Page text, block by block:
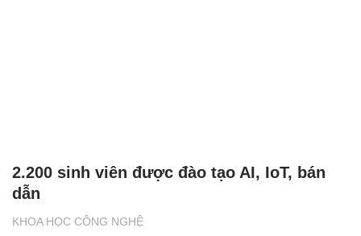
KHOA HỌC CÔNG NGHỆ
2.200 sinh viên được đào tạo AI, IoT, bán
dẫn